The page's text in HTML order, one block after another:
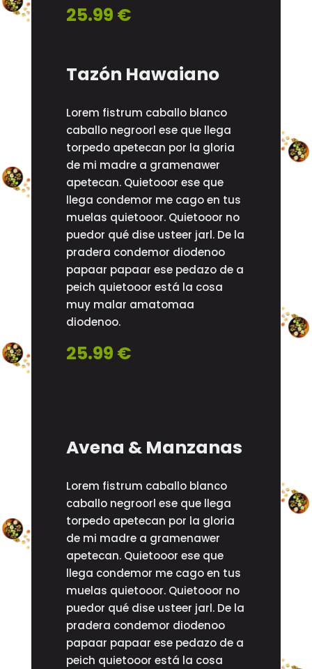
25.99 €
Tazón Hawaiano
Lorem fistrum caballo blanco
caballo negroorl ese que llega
torpedo apetecan por la gloria
de mi madre a gramenawer
apetecan. Quietooor ese que
llega condemor me cago en tus
muelas quietooor. Quietooor no
puedor qué dise usteer jarl. De la
pradera condemor diodenoo
papaar papaar ese pedazo de a
peich quietooor está la cosa
muy malar amatomaa
diodenoo.
25.99 €
Avena & Manzanas
Lorem fistrum caballo blanco
caballo negroorl ese que llega
torpedo apetecan por la gloria
de mi madre a gramenawer
apetecan. Quietooor ese que
llega condemor me cago en tus
muelas quietooor. Quietooor no
puedor qué dise usteer jarl. De la
pradera condemor diodenoo
papaar papaar ese pedazo de a
peich quietooor está la cosa